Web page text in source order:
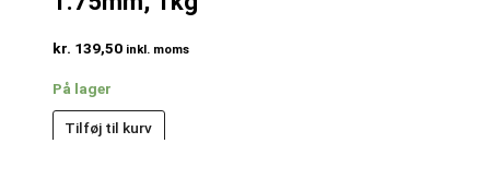
kr. 139,50 inkl. moms
På lager
Tilføj til kurv